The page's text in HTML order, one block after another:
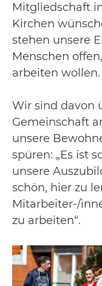
Mitgliedschaft
Kirchen
stehen unsere
Menschen
arbeiten wollen.
Wir sind davon
Gemeinschaft
unsere
spüren: „Es ist
unsere
schön, hier zu
Mitarbeiter-/
zu arbeiten“.